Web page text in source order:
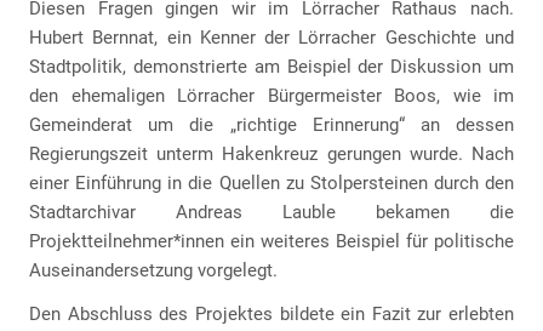
Diesen Fragen gingen wir im Lörracher Rathaus nach.
Hubert Bernnat, ein Kenner der Lörracher Geschichte und
Stadtpolitik, demonstrierte am Beispiel der Diskussion um
den ehemaligen Lörracher Bürgermeister Boos, wie im
Gemeinderat um die „richtige Erinnerung“ an dessen
Regierungszeit unterm Hakenkreuz gerungen wurde. Nach
einer Einführung in die Quellen zu Stolpersteinen durch den
Stadtarchivar Andreas Lauble bekamen die
Projektteilnehmer*innen ein weiteres Beispiel für politische
Auseinandersetzung vorgelegt.
Den Abschluss des Projektes bildete ein Fazit zur erlebten